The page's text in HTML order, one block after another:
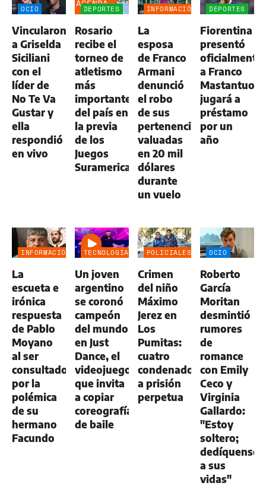
OCIO
Vincularon
a Griselda
Siciliani
con el
líder de
No Te Va
Gustar y
ella
respondió
en vivo
DEPORTES
AGENDA
Rosario
recibe el
torneo de
atletismo
más
importante
del país en
la previa
de los
Juegos
Suramericanos
INFORMACIÓN
La
esposa
de Franco
Armani
denunció
el robo
de sus
pertenencias
valuadas
en 20 mil
dólares
durante
un vuelo
DEPORTES
Fiorentina
presentó
oficialmente
a Franco
jugará a
préstamo
por un
año
INFORMACIÓN
La
escueta e
irónica
respuesta
de Pablo
Moyano
al ser
consultado
por la
polémica
de su
hermano
Facundo
TECNOLOGÍA
Un joven
argentino
se coronó
campeón
del mundo
en Just
Dance, el
videojuego
que invita
a copiar
coreografías
de baile
POLICIALES
Crimen
del niño
Máximo
Jerez en
Los
Pumitas:
cuatro
condenados
a prisión
perpetua
OCIO
Roberto
García
Moritan
desmintió
rumores
de
romance
con Emily
Ceco y
Virginia
Gallardo:
"Estoy
soltero;
dedíquense
a sus
vidas"